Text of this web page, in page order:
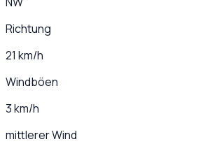
Richtung
21 km/h
Windböen
3 km/h
mittlerer Wind